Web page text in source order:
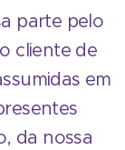
parte pelo
cliente de
em
da nossa